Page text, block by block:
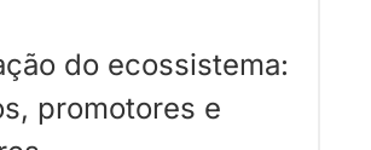
do ecossistema:
promotores e